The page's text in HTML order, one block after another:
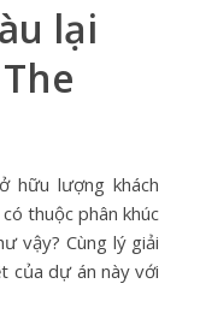
lại
hữu lượng khách
thuộc phân khúc
vậy? Cùng lý giải
của dự án này với